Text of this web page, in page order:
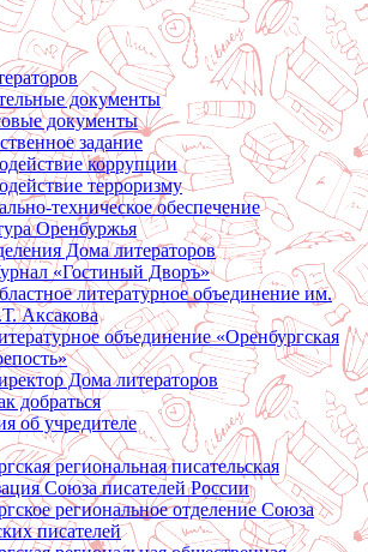
документы
документы
задание
коррупции
терроризму
техническое обеспечение
Оренбуржья
Дома литераторов
«Гостиный Дворъ»
литературное объединение им.
Аксакова
объединение «Оренбургская
Дома литераторов
добраться
об учредителе
региональная писательская
Союза писателей России
региональное отделение Союза
писателей